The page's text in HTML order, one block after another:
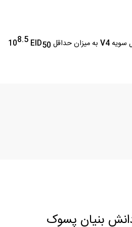
سویهV4 به میزان حداقل 108.5 EID50
بنیان پسوک